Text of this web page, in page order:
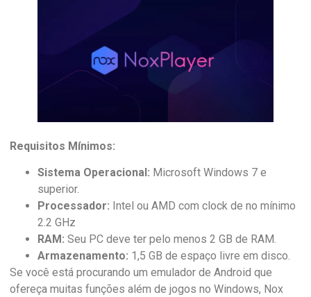
Requisitos Mínimos:
Sistema Operacional: Microsoft Windows 7 e
superior.
Processador: Intel ou AMD com clock de no mínimo
2.2 GHz
RAM: Seu PC deve ter pelo menos 2 GB de RAM.
Armazenamento: 1,5 GB de espaço livre em disco.
Se você está procurando um emulador de Android que
ofereça muitas funções além de jogos no Windows, Nox